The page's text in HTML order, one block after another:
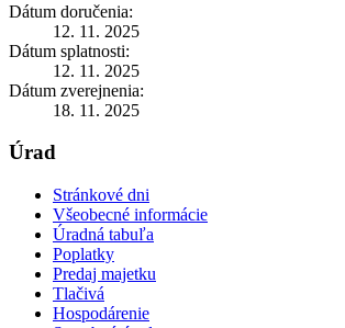
Dátum doručenia:
12. 11. 2025
Dátum splatnosti:
12. 11. 2025
Dátum zverejnenia:
18. 11. 2025
Úrad
Stránkové dni
Všeobecné informácie
Úradná tabuľa
Poplatky
Predaj majetku
Tlačivá
Hospodárenie